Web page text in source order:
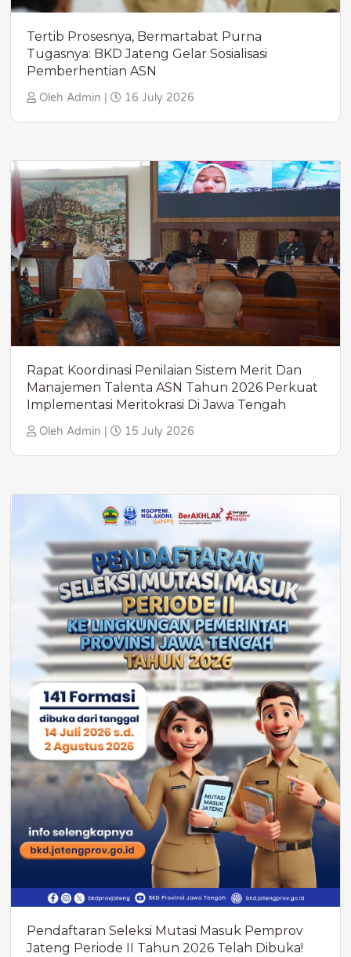
Tertib Prosesnya, Bermartabat Purna
Tugasnya: BKD Jateng Gelar Sosialisasi
Pemberhentian ASN
Oleh Admin | 16 July 2026
Rapat Koordinasi Penilaian Sistem Merit Dan
Manajemen Talenta ASN Tahun 2026 Perkuat
Implementasi Meritokrasi Di Jawa Tengah
Oleh Admin | 15 July 2026
Pendaftaran Seleksi Mutasi Masuk Pemprov
Jateng Periode II Tahun 2026 Telah Dibuka!